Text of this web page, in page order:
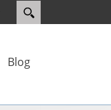
Blog